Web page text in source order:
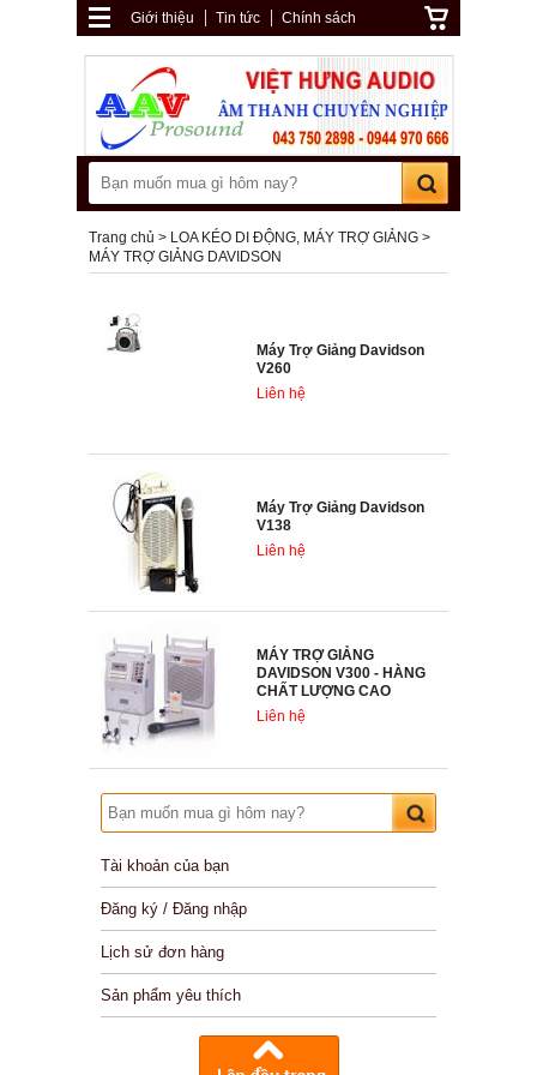
Giới thiệu Tin tức Chính sách
Trang chủ
LOA KÉO DI ĐỘNG, MÁY TRỢ GIẢNG
MÁY TRỢ GIẢNG DAVIDSON
Máy Trợ Giảng Davidson
V260
Liên hệ
Máy Trợ Giảng Davidson
V138
Liên hệ
MÁY TRỢ GIẢNG
DAVIDSON V300 - HÀNG
CHẤT LƯỢNG CAO
Liên hệ
Tài khoản của bạn
Đăng ký / Đăng nhập
Lịch sử đơn hàng
Sản phẩm yêu thích